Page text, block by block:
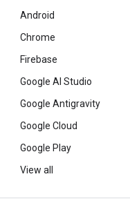
Android
Chrome
Firebase
Google AI Studio
Google Antigravity
Google Cloud
Google Play
View all